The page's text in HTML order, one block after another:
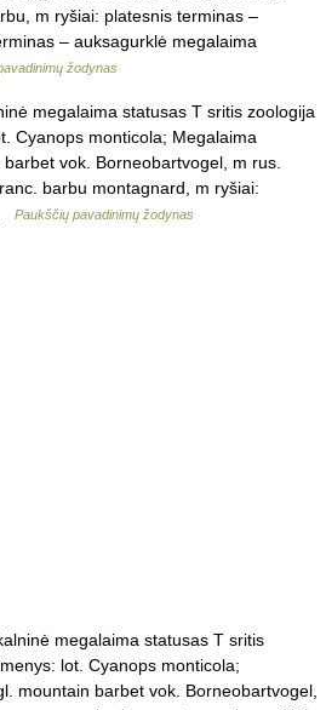
m ryšiai: platesnis terminas –
– auksagurklė megalaima
žodynas
megalaima statusas T sritis zoologija
Cyanops monticola; Megalaima
vok. Borneobartvogel, m rus.
barbu montagnard, m ryšiai:
Paukščių pavadinimų žodynas
megalaima statusas T sritis
lot. Cyanops monticola;
mountain barbet vok. Borneobartvogel,